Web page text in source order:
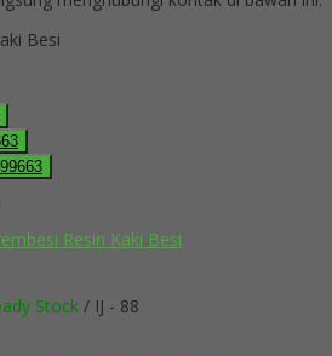
Resin Kaki Besi
Stock / IJ - 88